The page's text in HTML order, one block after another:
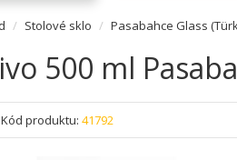
Stolové sklo Pasabahce Glass
500 ml
Kód produktu: 41792